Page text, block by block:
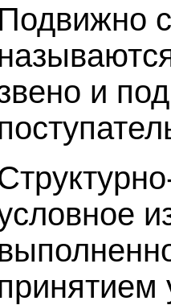
Подвижно
и